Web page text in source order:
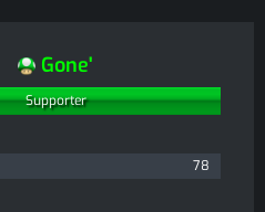
Gone'
Supporter
78